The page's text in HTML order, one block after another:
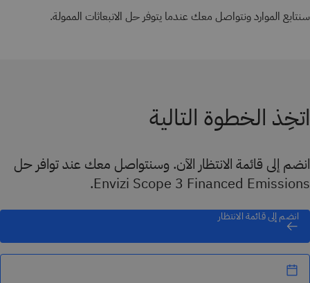
سنتابع الموارد ونتواصل معك عندما يتوفر حل الانبعاثات الممولة.
اتخِذ الخطوة التالية
انضم إلى قائمة الانتظار الآن. وسنتواصل معك عند توافر حل
Envizi Scope 3 Financed Emissions.
انضم إلى قائمة الانتظار